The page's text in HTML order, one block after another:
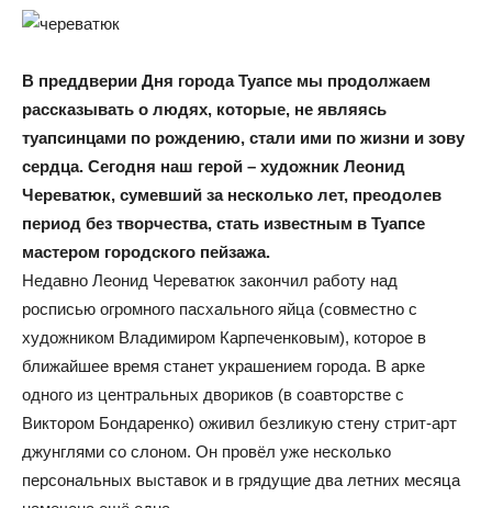
В преддверии Дня города Туапсе мы продолжаем
рассказывать о людях, которые, не являясь
туапсинцами по рождению, стали ими по жизни и зову
сердца. Сегодня наш герой – художник Леонид
Череватюк, сумевший за несколько лет, преодолев
период без творчества, стать известным в Туапсе
мастером городского пейзажа.
Недавно Леонид Череватюк закончил работу над
росписью огромного пасхального яйца (совместно с
художником Владимиром Карпеченковым), которое в
ближайшее время станет украшением города. В арке
одного из центральных двориков (в соавторстве с
Виктором Бондаренко) оживил безликую стену стрит-арт
джунглями со слоном. Он провёл уже несколько
персональных выставок и в грядущие два летних месяца